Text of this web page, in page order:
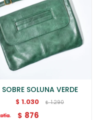
SOBRE SOLUNA VERDE
$ 1.030 $ 1.290
$ 876